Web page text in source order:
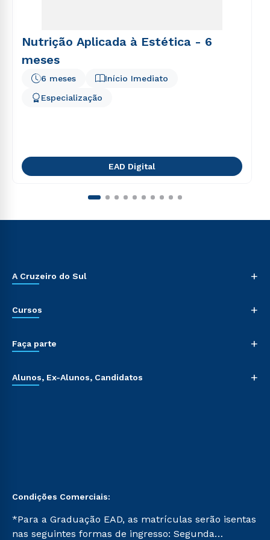
Nutrição Aplicada à Estética - 6
meses
Início Imediato
6 meses
Especialização
EAD Digital
A Cruzeiro do Sul +
Cursos +
Faça parte +
Alunos, Ex-Alunos, Candidatos +
Condições Comerciais:
*Para a Graduação EAD, as matrículas serão isentas
nas seguintes formas de ingresso: Segunda